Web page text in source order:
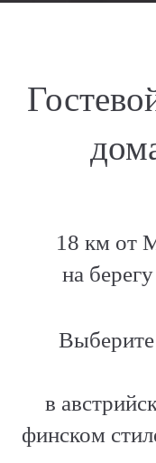
18 км от
на
в
финском